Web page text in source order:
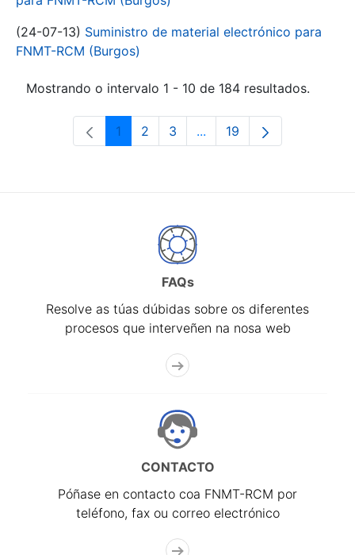
(24-07-13) Suministro de material electrónico para
FNMT-RCM (Burgos)
Mostrando o intervalo 1 - 10 de 184 resultados.
Páxina
1 Páxina
2 Páxina
3 ...Páxinas intermedias Use
Páxina
19
FAQs
Resolve as túas dúbidas sobre os diferentes
procesos que interveñen na nosa web
CONTACTO
Póñase en contacto coa FNMT-RCM por
teléfono, fax ou correo electrónico